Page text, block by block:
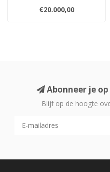
SACD/CD-speler en D/A-
converter met ROHM
€20.000,00
Abonneer je
Blijf op de hoogte